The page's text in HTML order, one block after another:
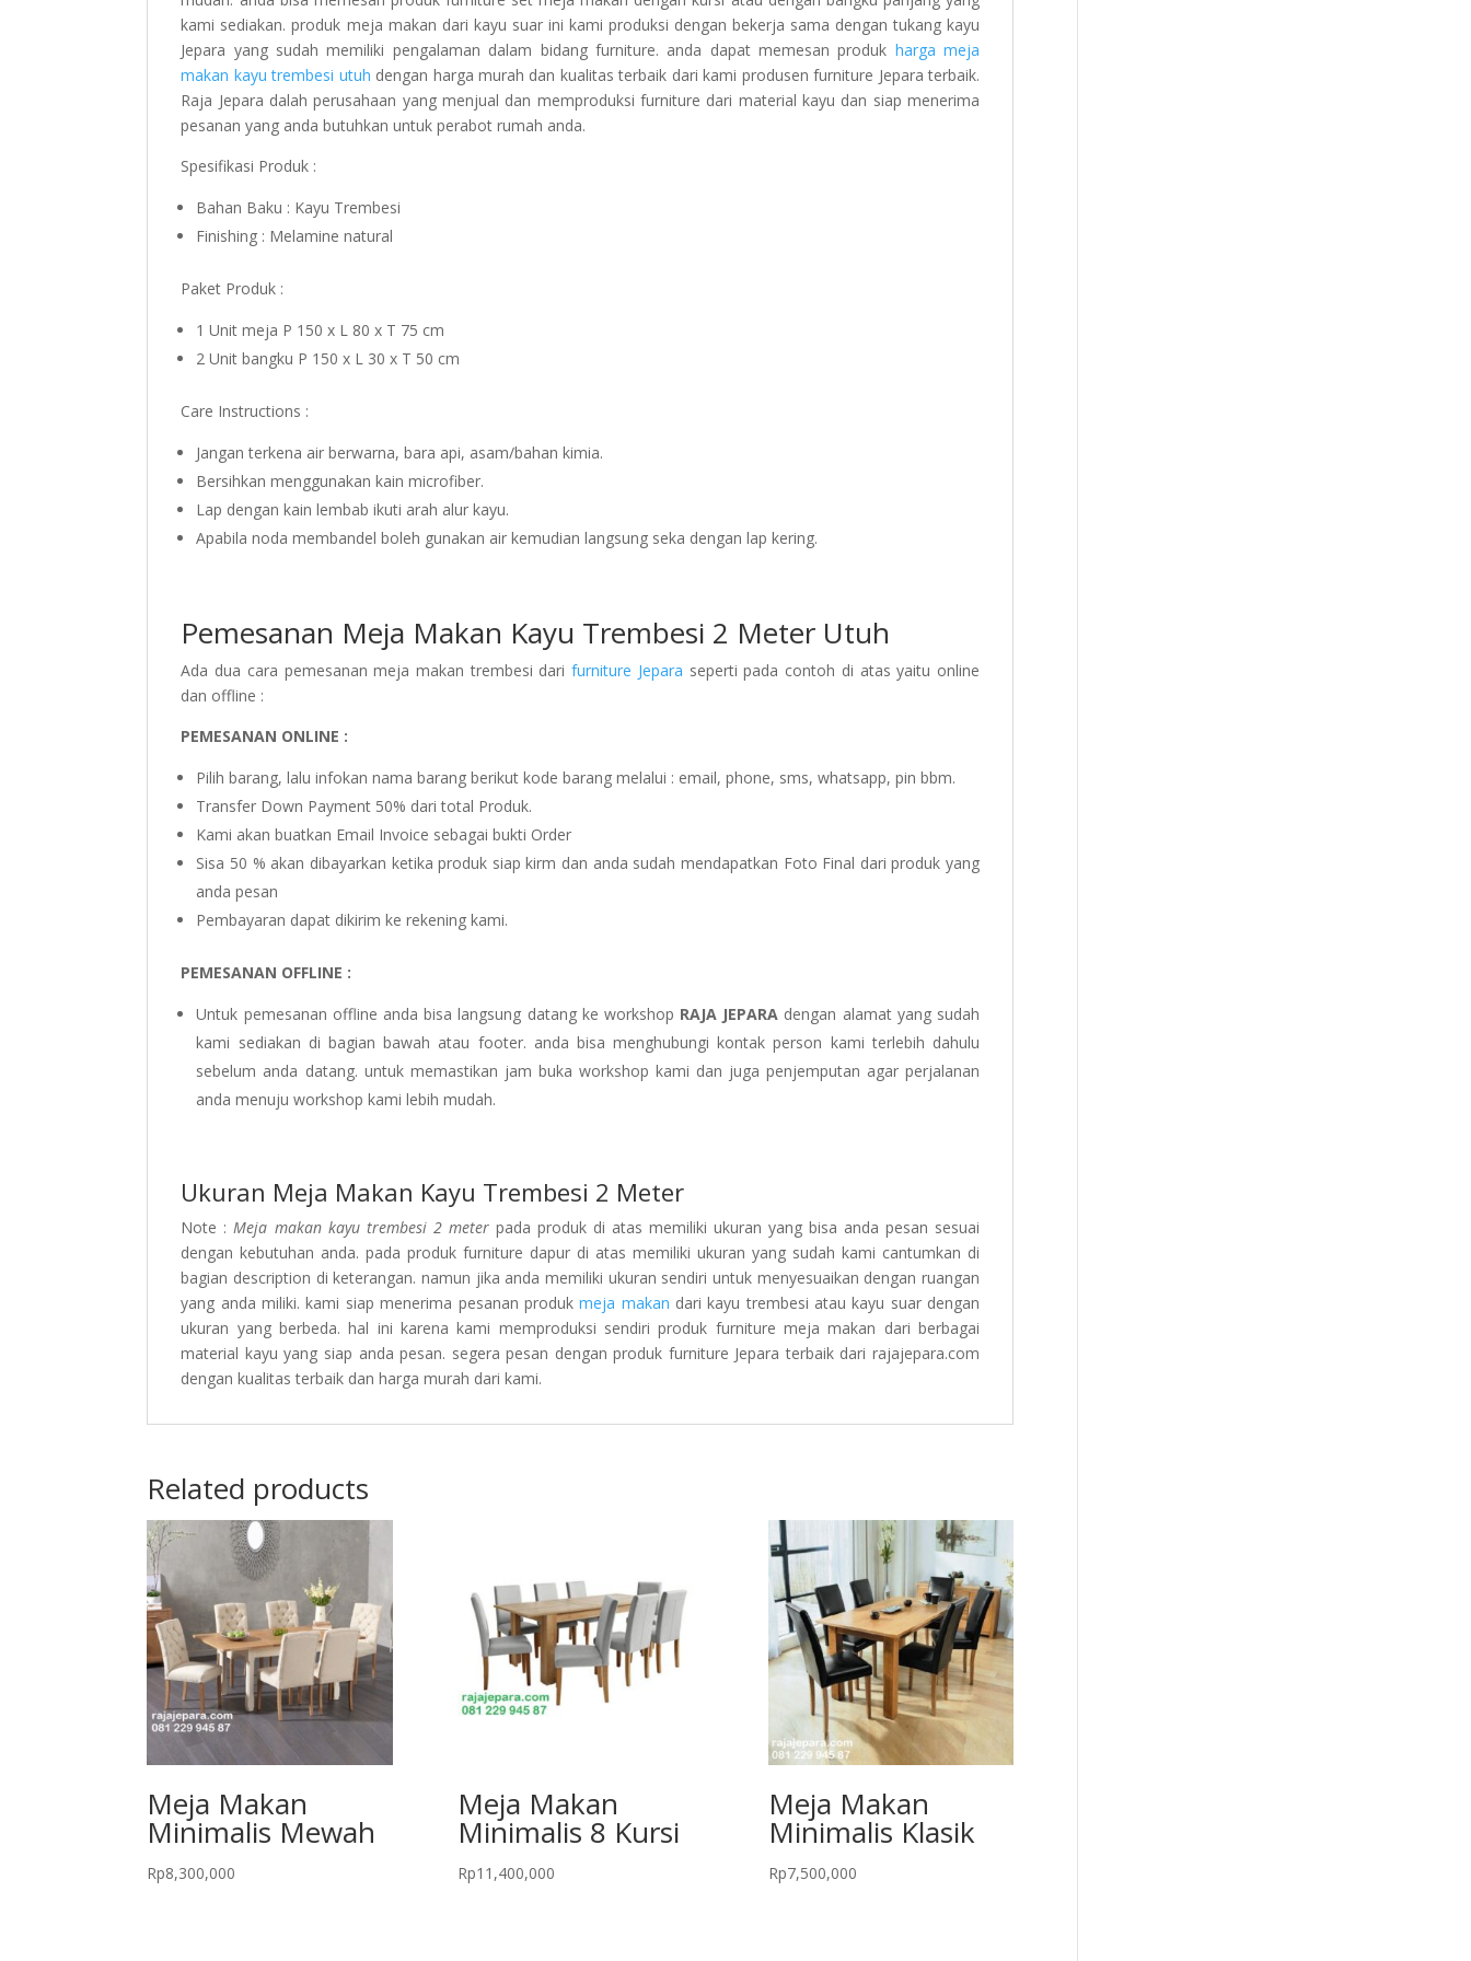
kami sediakan. produk meja makan dari kayu suar ini kami produksi dengan bekerja sama dengan tukang kayu
Jepara yang sudah memiliki pengalaman dalam bidang furniture. anda dapat memesan produk harga meja
makan kayu trembesi utuh dengan harga murah dan kualitas terbaik dari kami produsen furniture Jepara terbaik.
Raja Jepara dalah perusahaan yang menjual dan memproduksi furniture dari material kayu dan siap menerima
pesanan yang anda butuhkan untuk perabot rumah anda.
Spesifikasi Produk :
Bahan Baku : Kayu Trembesi
Finishing : Melamine natural
Paket Produk :
1 Unit meja P 150 x L 80 x T 75 cm
2 Unit bangku P 150 x L 30 x T 50 cm
Care Instructions :
Jangan terkena air berwarna, bara api, asam/bahan kimia.
Bersihkan menggunakan kain microfiber.
Lap dengan kain lembab ikuti arah alur kayu.
Apabila noda membandel boleh gunakan air kemudian langsung seka dengan lap kering.
Pemesanan Meja Makan Kayu Trembesi 2 Meter Utuh
Ada dua cara pemesanan meja makan trembesi darifurniture Jepara seperti pada contoh di atas yaitu online
dan offline :
PEMESANAN ONLINE :
Pilih barang, lalu infokan nama barang berikut kode barang melalui : email, phone, sms, whatsapp, pin bbm.
Transfer Down Payment 50% dari total Produk.
Kami akan buatkan Email Invoice sebagai bukti Order
Sisa 50 % akan dibayarkan ketika produk siap kirm dan anda sudah mendapatkan Foto Final dari produk yang
anda pesan
Pembayaran dapat dikirim ke rekening kami.
PEMESANAN OFFLINE :
Untuk pemesanan offline anda bisa langsung datang ke workshop RAJA JEPARA dengan alamat yang sudah
kami sediakan di bagian bawah atau footer. anda bisa menghubungi kontak person kami terlebih dahulu
sebelum anda datang. untuk memastikan jam buka workshop kami dan juga penjemputan agar perjalanan
anda menuju workshop kami lebih mudah.
Ukuran Meja Makan Kayu Trembesi 2 Meter
Note :Meja makan kayu trembesi 2 meterpada produk di atas memiliki ukuran yang bisa anda pesan sesuai
dengan kebutuhan anda. pada produk furniture dapur di atas memiliki ukuran yang sudah kami cantumkan di
bagian description di keterangan. namun jika anda memiliki ukuran sendiri untuk menyesuaikan dengan ruangan
yang anda miliki. kami siap menerima pesanan produkmeja makan dari kayu trembesi atau kayu suar dengan
ukuran yang berbeda. hal ini karena kami memproduksi sendiri produk furniture meja makan dari berbagai
material kayu yang siap anda pesan. segera pesan dengan produk furniture Jepara terbaik dari rajajepara.com
dengan kualitas terbaik dan harga murah dari kami.
Related products
Meja Makan
Minimalis Mewah
Rp8,300,000
Meja Makan
Minimalis 8 Kursi
Rp11,400,000
Meja Makan
Minimalis Klasik
Rp7,500,000